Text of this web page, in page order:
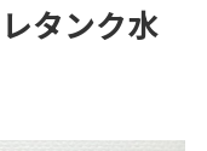
タンク水